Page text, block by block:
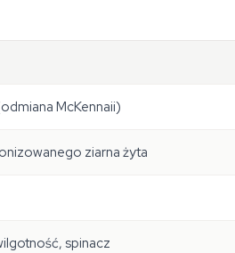
McKennaii)
ziarna żyta
spinacz